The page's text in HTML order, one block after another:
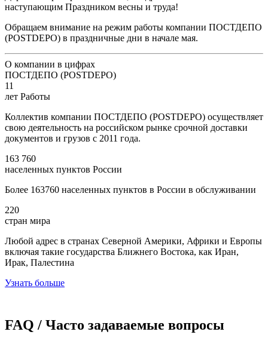
наступающим Праздником весны и труда!
Обращаем внимание на режим работы компании ПОСТДЕПО
(POSTDEPO) в праздничные дни в начале мая.
О компании в цифрах
ПОСТДЕПО (POSTDEPO)
11
лет Работы
Коллектив компании ПОСТДЕПО (POSTDEPO) осуществляет
свою деятельность на российском рынке срочной доставки
документов и грузов с 2011 года.
163 760
населенных пунктов России
Более 163760 населенных пунктов в России в обслуживании
220
стран мира
Любой адрес в странах Северной Америки, Африки и Европы
включая такие государства Ближнего Востока, как Иран,
Ирак, Палестина
Узнать больше
FAQ / Часто задаваемые вопросы